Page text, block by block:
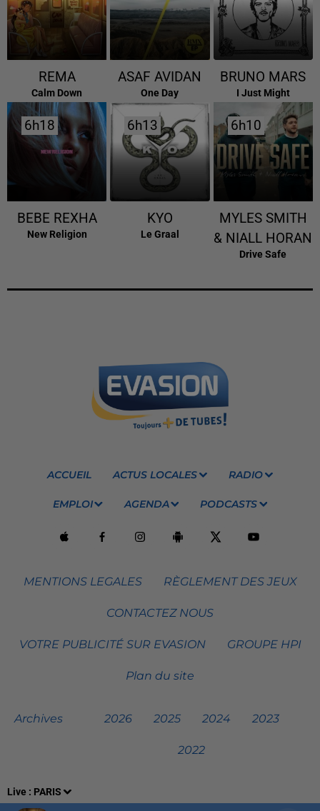
Live : PARIS
REMA
Calm Down
ASAF AVIDAN
One Day
BRUNO MARS
I Just Might
6h18
6h18
BEBE REXHA
New Religion
6h13
6h13
KYO
Le Graal
6h10
6h10
MYLES SMITH
& NIALL HORAN
Drive Safe
ACCUEIL ACTUS LOCALES RADIO
EMPLOI AGENDA PODCASTS
MENTIONS LEGALES RÈGLEMENT DES JEUX
CONTACTEZ NOUS
VOTRE PUBLICITÉ SUR EVASION GROUPE HPI
Plan du site
Archives 2026 2025 2024 2023
2022